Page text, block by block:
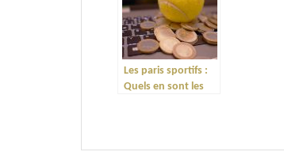
Les paris sportifs :
Quels en sont les